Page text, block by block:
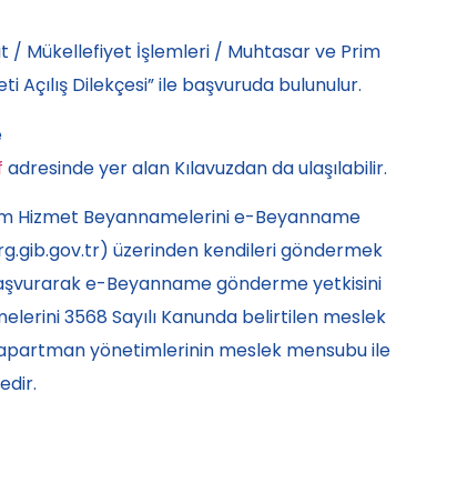
/ Mükellefiyet İşlemleri / Muhtasar ve Prim
Dilekçesi” ile başvuruda bulunulur.
adresinde yer alan Kılavuzdan da ulaşılabilir.
Hizmet Beyannamelerini e-Beyanname
üzerinden kendileri göndermek
e-Beyanname gönderme yetkisini
3568 Sayılı Kanunda belirtilen meslek
yönetimlerinin meslek mensubu ile